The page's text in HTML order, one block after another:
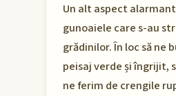
Un alt aspect
gunoaiele care s-au
grădinilor. În loc să ne
peisaj verde și îngrijit,
ne ferim de crengile